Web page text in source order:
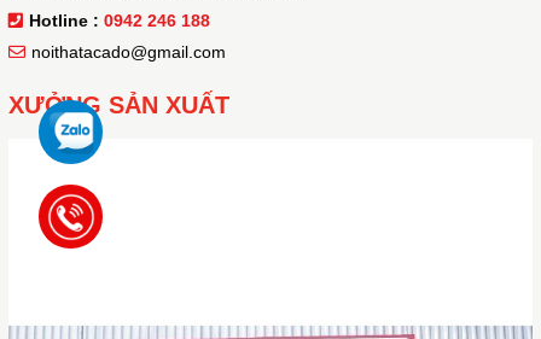
Hotline : 0942 246 188
noithatacado@gmail.com
XƯỞNG SẢN XUẤT